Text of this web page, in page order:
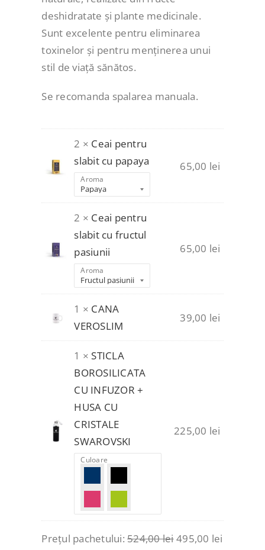
deshidratate și plante medicinale.
Sunt excelente pentru eliminarea
toxinelor și pentru menținerea unui
stil de viață sănătos.
Se recomanda spalarea manuala.
2 × Ceai pentru
slabit cu papaya
Aroma
65,00 lei
2 × Ceai pentru
slabit cu fructul
pasiunii
Aroma
65,00 lei
1 × CANA
VEROSLIM
39,00 lei
1 × STICLA
BOROSILICATA
CU INFUZOR +
HUSA CU
CRISTALE
SWAROVSKI
Culoare
225,00 lei
Prețul pachetului: 524,00lei495,00 lei